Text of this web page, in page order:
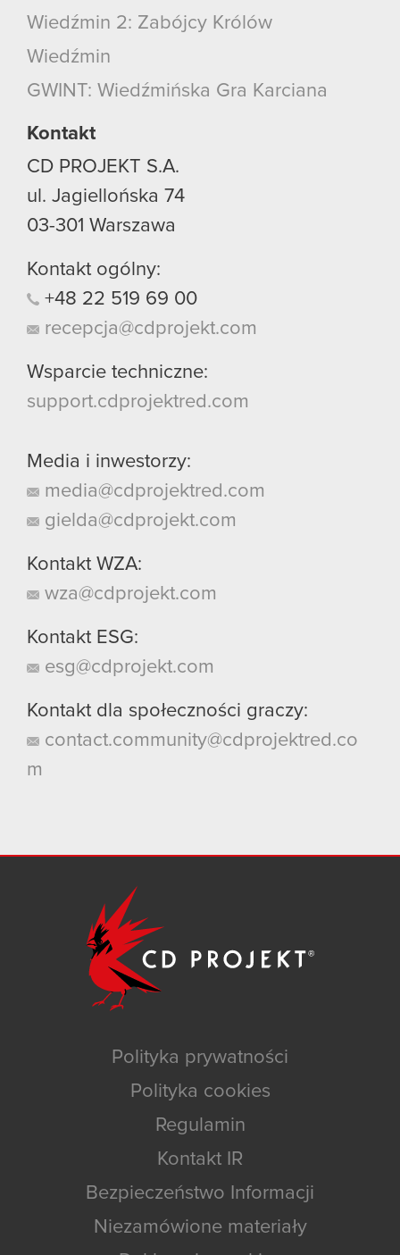
Wiedźmin 2: Zabójcy Królów
Wiedźmin
GWINT: Wiedźmińska Gra Karciana
Kontakt
CD PROJEKT S.A.
ul. Jagiellońska 74
03-301 Warszawa
Kontakt ogólny:
+48 22 519 69 00
recepcja@cdprojekt.com
Wsparcie techniczne:
support.cdprojektred.com
Media i inwestorzy:
media@cdprojektred.com
gielda@cdprojekt.com
Kontakt WZA:
wza@cdprojekt.com
Kontakt ESG:
esg@cdprojekt.com
Kontakt dla społeczności graczy:
contact.community@cdprojektred.co
m
Polityka prywatności
Polityka cookies
Regulamin
Kontakt IR
Bezpieczeństwo Informacji
Niezamówione materiały